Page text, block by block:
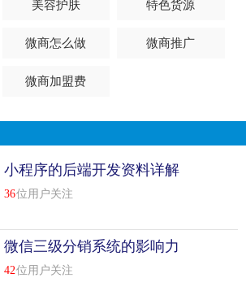
做的。进价几毛钱，一般5元一个卖。给
志
本，进价五块钱左右，超市多。你得找
的或者能卖很久的。初期投入有点高。
件
膜，手机现在对一些人来说是必需品。
美容护肤 特色货源
微商怎么做 微商推广
微商加盟费
小程序的后端开发资料详解
36位用户关注
微信三级分销系统的影响力
42位用户关注